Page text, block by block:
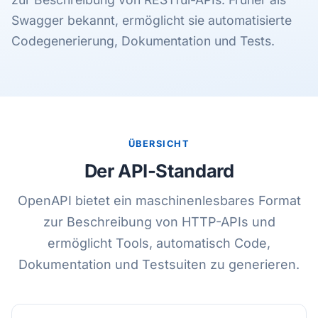
Swagger bekannt, ermöglicht sie automatisierte
Codegenerierung, Dokumentation und Tests.
ÜBERSICHT
Der API-Standard
OpenAPI bietet ein maschinenlesbares Format
zur Beschreibung von HTTP-APIs und
ermöglicht Tools, automatisch Code,
Dokumentation und Testsuiten zu generieren.